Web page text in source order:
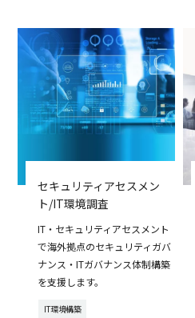
セキュリティアセスメン
ト/IT環境調査
IT・セキュリティアセスメント
で海外拠点のセキュリティガバ
ナンス・ITガバナンス体制構築
を支援します。
IT環境構築